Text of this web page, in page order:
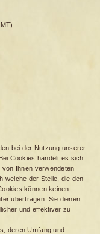
bei der Nutzung unserer
Cookies handelt es sich
Ihnen verwendeten
welche der Stelle, die den
können keinen
übertragen. Sie dienen
und effektiver zu
deren Umfang und